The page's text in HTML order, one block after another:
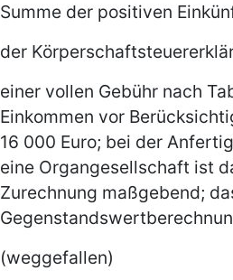
Summe der positiven
der
einer vollen Gebühr nach
Einkommen vor
16 000 Euro; bei der
eine Organgesellschaft ist
Zurechnung maßgebend;
(weggefallen)